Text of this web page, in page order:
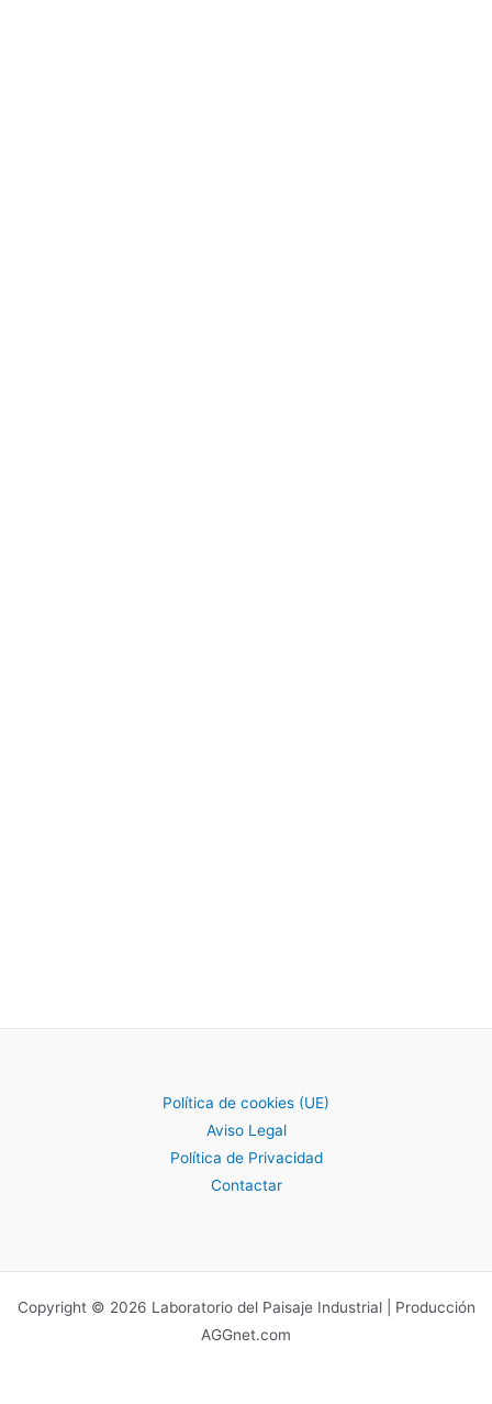
Política de cookies (UE)
Aviso Legal
Política de Privacidad
Contactar
Copyright © 2026 Laboratorio del Paisaje Industrial | Producción
AGGnet.com